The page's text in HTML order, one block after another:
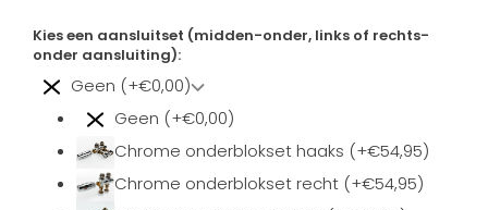
Kies een aansluitset (midden-onder, links of rechts-
onder aansluiting):
Geen (+€0,00)
Geen (+€0,00)
Chrome onderblokset haaks (+€54,95)
Chrome onderblokset recht (+€54,95)